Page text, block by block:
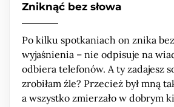
Zniknąć bez słowa
Po kilku spotkaniach on znika bez
wyjaśnienia – nie odpisuje na
odbiera telefonów. A ty zadajesz
zrobiłam źle? Przecież był mną
a wszystko zmierzało w dobrym